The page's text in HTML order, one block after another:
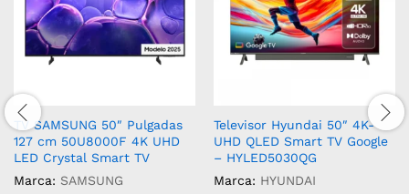
TV SAMSUNG 50″ Pulgadas
127 cm 50U8000F 4K UHD
LED Crystal Smart TV
Marca: SAMSUNG
Televisor Hyundai 50″ 4K-
UHD QLED Smart TV Google
– HYLED5030QG
Marca: HYUNDAI